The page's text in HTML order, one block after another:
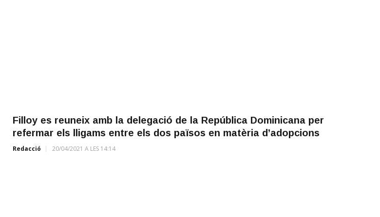
Filloy es reuneix amb la delegació de la República Dominicana per
refermar els lligams entre els dos països en matèria d’adopcions
Redacció 20/04/2021 A LES 14:14